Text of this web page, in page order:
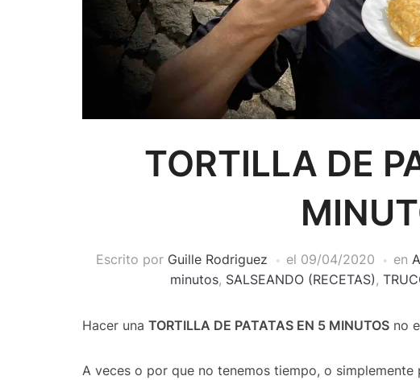
TORTILLA DE
Escrito por Guille Rodriguez el 09/04/2020 en
minutos, SALSEANDO (RECETAS),
Hacer una TORTILLA DE PATATAS EN 5 MINUTOS no
A veces o por que no tenemos tiempo, o